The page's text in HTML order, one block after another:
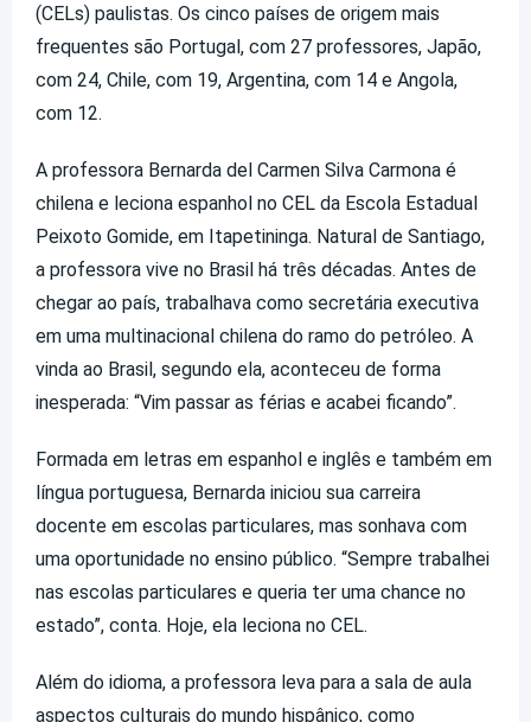
(CELs) paulistas. Os cinco países de origem mais
frequentes são Portugal, com 27 professores, Japão,
com 24, Chile, com 19, Argentina, com 14 e Angola,
com 12.
A professora Bernarda del Carmen Silva Carmona é
chilena e leciona espanhol no CEL da Escola Estadual
Peixoto Gomide, em Itapetininga. Natural de Santiago,
a professora vive no Brasil há três décadas. Antes de
chegar ao país, trabalhava como secretária executiva
em uma multinacional chilena do ramo do petróleo. A
vinda ao Brasil, segundo ela, aconteceu de forma
inesperada: “Vim passar as férias e acabei ficando”.
Formada em letras em espanhol e inglês e também em
língua portuguesa, Bernarda iniciou sua carreira
docente em escolas particulares, mas sonhava com
uma oportunidade no ensino público. “Sempre trabalhei
nas escolas particulares e queria ter uma chance no
estado”, conta. Hoje, ela leciona no CEL.
Além do idioma, a professora leva para a sala de aula
aspectos culturais do mundo hispânico, como